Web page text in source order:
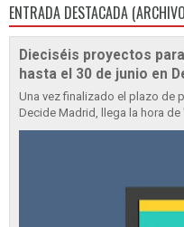
ENTRADA DESTACADA
Dieciséis proyectos
hasta el 30 de junio en
Una vez finalizado el plazo de
Decide Madrid, llega la hora de